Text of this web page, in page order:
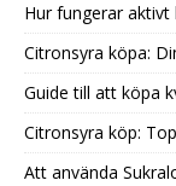
Hur fungerar aktivt
Citronsyra köpa:
Guide till att köpa
Citronsyra köp:
Att använda